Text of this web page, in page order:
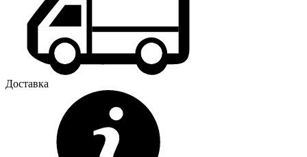
Доставка